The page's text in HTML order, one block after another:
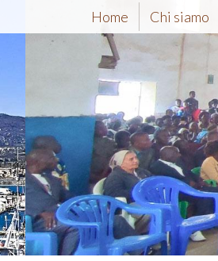
Home Chi siamo